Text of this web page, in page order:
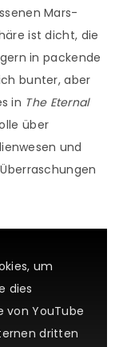
Mars-
ist dicht, die
in packende
bunter, aber
in The Eternal
über
und
um
dies
von YouTube
dritten